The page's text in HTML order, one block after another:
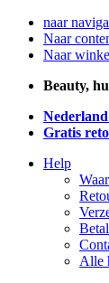
naar
Naar
Naar
Beauty,
Gratis
Help
Alle